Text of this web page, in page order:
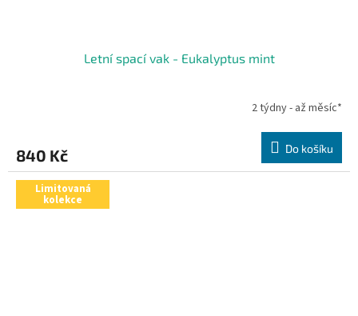
Letní spací vak - Eukalyptus mint
2 týdny - až měsíc*
840 Kč Do košíku
Limitovaná
kolekce